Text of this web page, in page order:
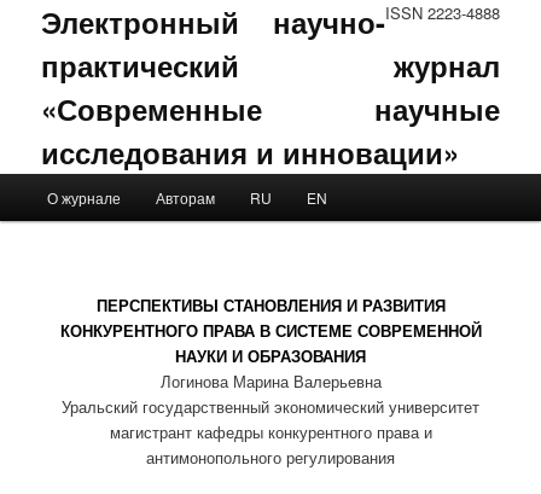
ISSN 2223-4888
Электронный научно-
практический журнал
«Современные научные
исследования и инновации»
Skip to primary content
Skip to secondary content
О журнале Авторам RU EN
ПЕРСПЕКТИВЫ СТАНОВЛЕНИЯ И РАЗВИТИЯ
КОНКУРЕНТНОГО ПРАВА В СИСТЕМЕ СОВРЕМЕННОЙ
НАУКИ И ОБРАЗОВАНИЯ
Логинова Марина Валерьевна
Уральский государственный экономический университет
магистрант кафедры конкурентного права и
антимонопольного регулирования